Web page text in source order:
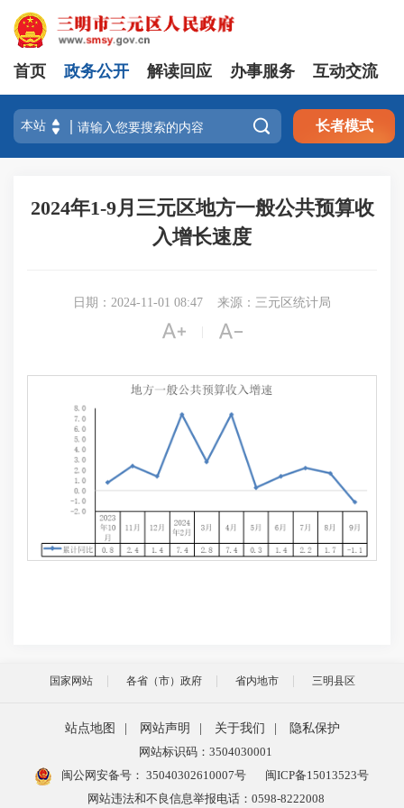
首页 政务公开 解读回应 办事服务 互动交流
 长者模式
2024年1-9月三元区地方一般公共预算收
入增长速度
日期：2024-11-01 08:47 来源：三元区统计局
 
国家网站 各省（市）政府 省内地市 三明县区
站点地图 网站声明 关于我们
隐私保护
网站标识码：3504030001
闽公网安备号： 35040302610007号
闽ICP备15013523号
网站违法和不良信息举报电话：0598-8222008